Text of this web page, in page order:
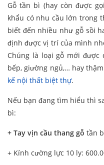
Gỗ tần bì (hay còn được
khẩu có nhu cầu lớn trong
biết đến nhiều như gỗ sồi
định được vị trí của mình
Chúng là loại gỗ mới được
bếp, giường ngủ,… hay
kế nội thất biệt thự.
Nếu bạn đang tìm hiểu thì
bì:
+ Tay vịn cầu thang gỗ tần
+ Kính cường lực 10 ly: